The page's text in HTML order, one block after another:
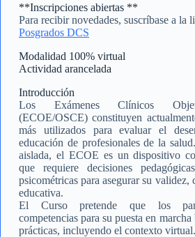
**Inscripciones abiertas **
Para recibir novedades, suscríbase a la
Posgrados DCS
Modalidad 100% virtual
Actividad arancelada
Introducción
Los Exámenes Clínicos
(ECOE/OSCE) constituyen
más utilizados para evaluar el
educación de profesionales de la
aislada, el ECOE es un dispositivo
que requiere decisiones
psicométricas para asegurar su
educativa.
El Curso pretende que los
competencias para su puesta en marcha
prácticas, incluyendo el contexto virtual.